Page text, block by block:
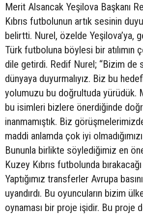
Merit Alsancak Yeşilova Başkanı
Kıbrıs futbolunun artık sesinin
belirtti. Nurel, özelde Yeşilova’ya,
Türk futboluna böylesi bir atılımın
dile getirdi. Redif Nurel; “Bizim de
dünyaya duyurmalıyız. Biz bu
yolumuzu bu doğrultuda yürüdük.
bu isimleri bizlere önerdiğinde
inanmamıştık. Biz
maddi anlamda çok iyi
Bununla birlikte söylediğimiz en
Kuzey Kıbrıs futbolunda
Yaptığımız transferler Avrupa
uyandırdı. Bu oyuncuların bizim
oynaması bir proje işidir. Bu proje